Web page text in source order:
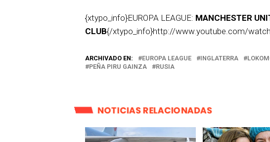
{xtypo_info}EUROPA LEAGUE: MANCHESTER
CLUB{/xtypo_info}http://www.youtube.com/
ARCHIVADO EN: EUROPA LEAGUE INGLATERRA
PEÑA PIRU GAINZA
RUSIA
NOTICIAS RELACIONADAS